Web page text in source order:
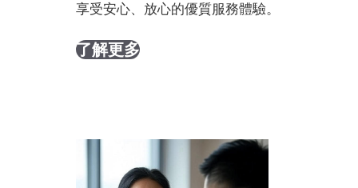
享受安心、放心的優質服務體驗。
了解更多